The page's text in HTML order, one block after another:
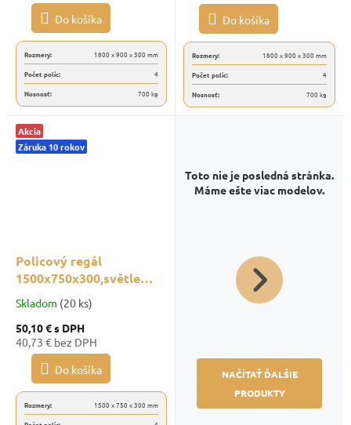
Do košíka
Rozmery:
1800 x 900 x 300 mm
Počet políc:
4
Nosnosť:
700 kg
Do košíka
Rozmery:
1800 x 900 x 300 mm
Počet políc:
4
Nosnosť:
700 kg
Akcia
Záruka 10 rokov
Policový regál
1500x750x300,světle
šedý,4 police
Skladom (20 ks)
50,10 €s DPH
40,73 € bez DPH
Do košíka
Rozmery:
1500 x 750 x 300 mm
Toto nie je posledná stránka.
Máme ešte viac modelov.
NAČÍTAŤ ĎALŠIE
PRODUKTY